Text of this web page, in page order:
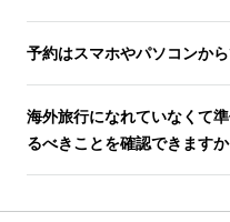
予約はスマホやパソコンか
海外旅行になれていなくて
るべきことを確認できますか